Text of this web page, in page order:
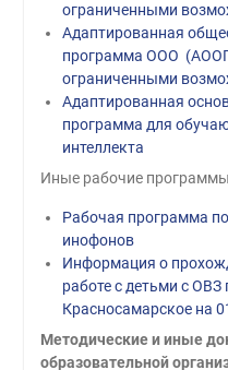
ограниченными
Адаптированная
программа ООО
ограниченными
Адаптированная
программа для
интеллекта
Иные рабочие
Рабочая программа
инофонов
Информация о
работе с детьми с
Красносамарское на
Методические и иные
образовательной